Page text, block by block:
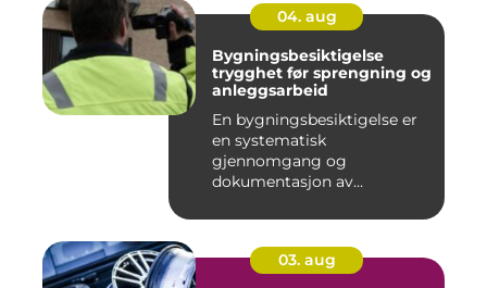
04. aug
Bygningsbesiktigelse
trygghet før sprengning og
anleggsarbeid
En bygningsbesiktigelse er
en systematisk
gjennomgang og
dokumentasjon av
konstruksjone...
03. aug